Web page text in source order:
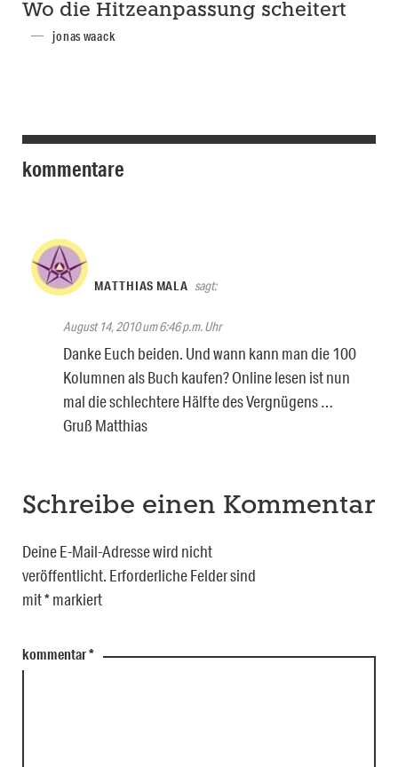
Wo die Hitzeanpassung scheitert
jonas waack
kommentare
MATTHIAS MALA sagt:
August 14, 2010 um 6:46 p.m. Uhr
Danke Euch beiden. Und wann kann man die 100
Kolumnen als Buch kaufen? Online lesen ist nun
mal die schlechtere Hälfte des Vergnügens …
Gruß Matthias
Schreibe einen Kommentar
Deine E-Mail-Adresse wird nicht
veröffentlicht. Erforderliche Felder sind
mit*markiert
kommentar*